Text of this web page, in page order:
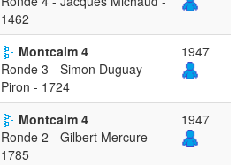
1462
Montcalm 4
Ronde 3 - Simon Duguay-
Piron - 1724
1947
Montcalm 4
Ronde 2 - Gilbert Mercure -
1785
1947